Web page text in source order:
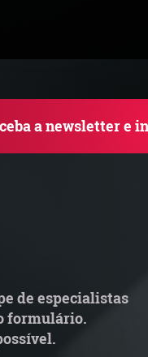
a newsletter e
de especialistas
formulário.